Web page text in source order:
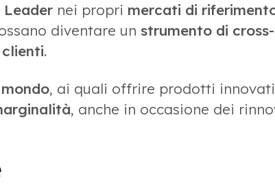
Leader nei propri mercati di
diventare un strumento di
.
, ai quali offrire prodotti
, anche in occasione dei